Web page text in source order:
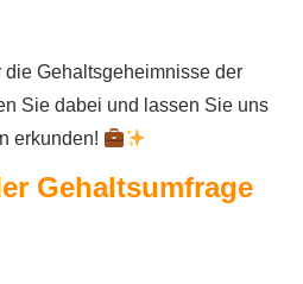
Gehaltsgeheimnisse der
Sie dabei und lassen Sie uns
erkunden!
Gehaltsumfrage